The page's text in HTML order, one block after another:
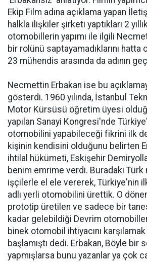
Ekip Film adına açıklama yapan
halkla ilişkiler şirketi yaptıkları 2
otomobillerin yapımı ile ilgili
bir rolünü saptayamadıklarını
23 mühendis arasında da adının
Necmettin Erbakan ise bu
gösterdi. 1960 yılında, İstanbul
Motor Kürsüsü öğretim üyesi
yapılan Sanayi Kongresi'nde
otomobilini yapabileceği fikrini ilk
kişinin kendisini olduğunu belirten
ihtilal hükümeti, Eskişehir
benim emrime verdi. Buradaki Türk
işçilerle el ele vererek, Türkiye'nin
adlı yerli otomobilini ürettik. O
prototip üretilen ve sadece bir
kadar gelebildiği Devrim
binek otomobil ihtiyacını
başlamıştı dedi. Erbakan, Böyle bir
yapmışlarsa bunu yazanlar ya çok